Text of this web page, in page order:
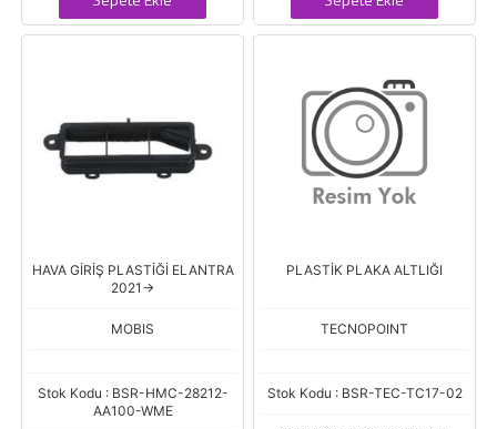
HAVA GİRİŞ PLASTİĞİ ELANTRA
2021->
MOBIS
Stok Kodu : BSR-HMC-28212-
AA100-WME
PLASTİK PLAKA ALTLIĞI
TECNOPOINT
Stok Kodu : BSR-TEC-TC17-02